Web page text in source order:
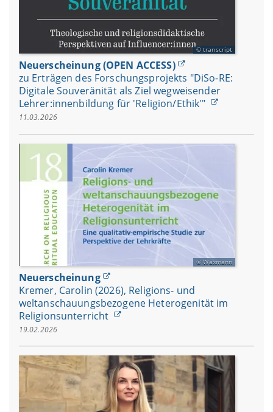
transcript
Neuerscheinung (OPEN ACCESS)
zu Erträgen des Forschungsprojekts "DiSo-RE:
Digitale Souveränität als Ziel wegweisender
Lehrer:innenbildung für 'Religion/Ethik'"
11.03.2026
Waxmann
Neuerscheinung
Kremer, Carolin (2026), Religions- und
weltanschauungsbezogene Heterogenität im
Religionsunterricht
19.02.2026